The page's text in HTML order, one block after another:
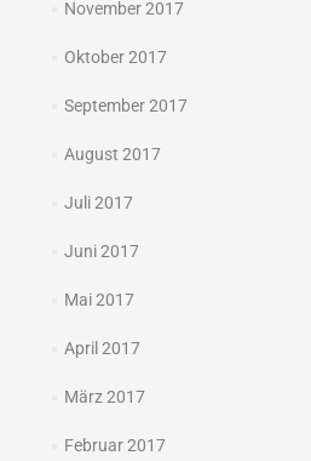
November 2017
Oktober 2017
September 2017
August 2017
Juli 2017
Juni 2017
Mai 2017
April 2017
März 2017
Februar 2017